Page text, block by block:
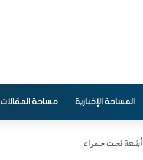
المساحة الإخبارية مساحة المقالات
أشعة تحت حمراء